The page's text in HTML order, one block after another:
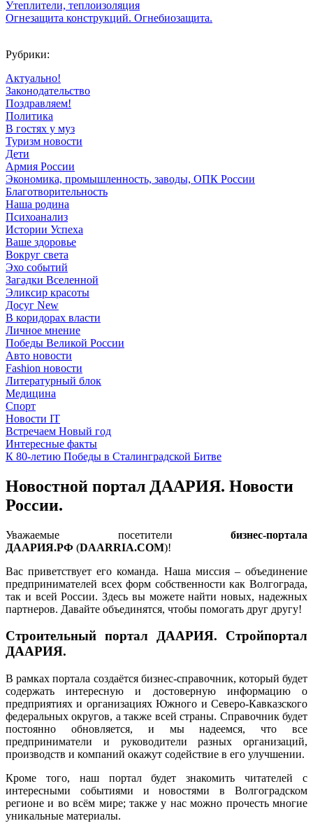
Утеплители, теплоизоляция
Огнезащита конструкций. Огнебиозащита.
Рубрики:
Актуально!
Законодательство
Поздравляем!
Политика
В гостях у муз
Туризм новости
Дети
Армия России
Экономика, промышленность, заводы, ОПК России
Благотворительность
Наша родина
Психоанализ
Истории Успеха
Ваше здоровье
Вокруг света
Эхо событий
Загадки Вселенной
Эликсир красоты
Досуг New
В коридорах власти
Личное мнение
Победы Великой России
Авто новости
Fashion новости
Литературный блок
Медицина
Спорт
Новости IT
Встречаем Новый год
Интересные факты
К 80-летию Победы в Сталинградской Битве
Новостной портал ДААРИЯ. Новости
России.
Уважаемые посетители бизнес-портала
ДААРИЯ.РФ (DAARRIA.COM)!
Вас приветствует его команда. Наша миссия – объединение
предпринимателей всех форм собственности как Волгограда,
так и всей России. Здесь вы можете найти новых, надежных
партнеров. Давайте объединятся, чтобы помогать друг другу!
Строительный портал ДААРИЯ. Стройпортал
ДААРИЯ.
В рамках портала создаётся бизнес-справочник, который будет
содержать интересную и достоверную информацию о
предприятиях и организациях Южного и Северо-Кавказского
федеральных округов, а также всей страны. Справочник будет
постоянно обновляется, и мы надеемся, что все
предприниматели и руководители разных организаций,
производств и компаний окажут содействие в его улучшении.
Кроме того, наш портал будет знакомить читателей с
интересными событиями и новостями в Волгоградском
регионе и во всём мире; также у нас можно прочесть многие
уникальные материалы.